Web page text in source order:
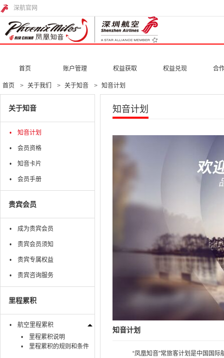
深航官网
首页 账户管理 权益获取 权益兑现 合
首页 关于我们 关于知音 知音计划
关于知音
知音计划
会员资格
知音卡片
会员手册
贵宾会员
成为贵宾会员
贵宾会员须知
贵宾专属权益
贵宾咨询服务
里程累积
航空里程累积
里程累积说明
里程累积的规则和条件
知音计划
知音计划
“凤凰知音”常旅客计划是中国国